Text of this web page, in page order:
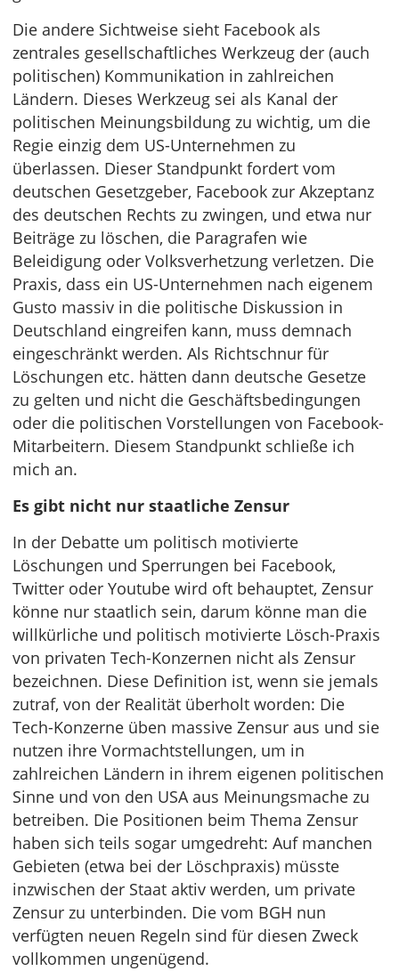
Die andere Sichtweise sieht Facebook als
zentrales gesellschaftliches Werkzeug der (auch
politischen) Kommunikation in zahlreichen
Ländern. Dieses Werkzeug sei als Kanal der
politischen Meinungsbildung zu wichtig, um die
Regie einzig dem US-Unternehmen zu
überlassen. Dieser Standpunkt fordert vom
deutschen Gesetzgeber, Facebook zur Akzeptanz
des deutschen Rechts zu zwingen, und etwa nur
Beiträge zu löschen, die Paragrafen wie
Beleidigung oder Volksverhetzung verletzen. Die
Praxis, dass ein US-Unternehmen nach eigenem
Gusto massiv in die politische Diskussion in
Deutschland eingreifen kann, muss demnach
eingeschränkt werden. Als Richtschnur für
Löschungen etc. hätten dann deutsche Gesetze
zu gelten und nicht die Geschäftsbedingungen
oder die politischen Vorstellungen von Facebook-
Mitarbeitern. Diesem Standpunkt schließe ich
mich an.
Es gibt nicht nur staatliche Zensur
In der Debatte um politisch motivierte
Löschungen und Sperrungen bei Facebook,
Twitter oder Youtube wird oft behauptet, Zensur
könne nur staatlich sein, darum könne man die
willkürliche und politisch motivierte Lösch-Praxis
von privaten Tech-Konzernen nicht als Zensur
bezeichnen. Diese Definition ist, wenn sie jemals
zutraf, von der Realität überholt worden: Die
Tech-Konzerne üben massive Zensur aus und sie
nutzen ihre Vormachtstellungen, um in
zahlreichen Ländern in ihrem eigenen politischen
Sinne und von den USA aus Meinungsmache zu
betreiben. Die Positionen beim Thema Zensur
haben sich teils sogar umgedreht: Auf manchen
Gebieten (etwa bei der Löschpraxis) müsste
inzwischen der Staat aktiv werden, um private
Zensur zu unterbinden. Die vom BGH nun
verfügten neuen Regeln sind für diesen Zweck
vollkommen ungenügend.